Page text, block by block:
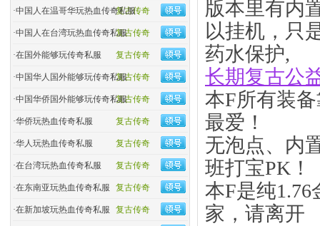
复古传奇
·中国人在温哥华玩热血传奇私服
复古传奇
·中国人在台湾玩热血传奇私服
复古传奇
·在国外能够玩传奇私服
复古传奇
·中国华人国外能够玩传奇私服
复古传奇
·中国华侨国外能够玩传奇私服
复古传奇
·华侨玩热血传奇私服
复古传奇
·华人玩热血传奇私服
复古传奇
·在台湾玩热血传奇私服
复古传奇
·在东南亚玩热血传奇私服
复古传奇
·在新加坡玩热血传奇私服
版本里有内
以挂机，只
药水保护,
长期复古公
本F所有装
最爱！
无泡点、内
班打宝PK！
本F是纯
家，请离开